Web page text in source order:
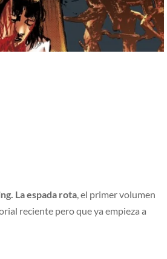
La espada rota, el primer volumen
reciente pero que ya empieza a